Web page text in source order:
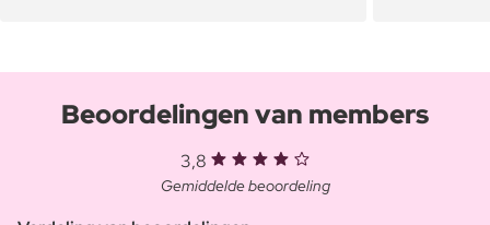
Beoordelingen van members
3,8
Gemiddelde beoordeling